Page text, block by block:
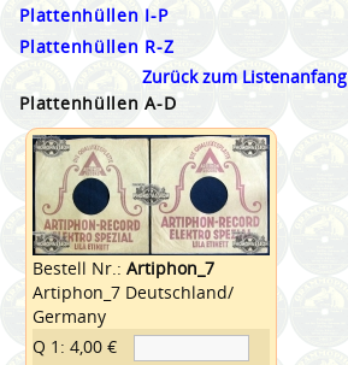
Plattenhüllen I-P
Plattenhüllen R-Z
Zurück zum Listenanfang
Plattenhüllen A-D
Bestell Nr.:Artiphon_7
Artiphon_7 Deutschland/
Germany
Q 1: 4,00 €